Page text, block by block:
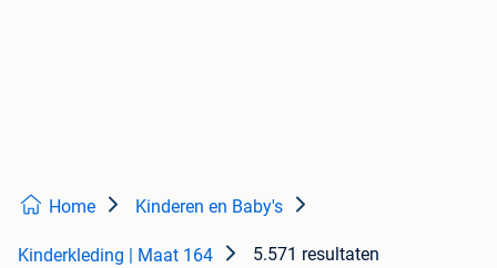
Home Kinderen en Baby's
Kinderkleding | Maat 164 5.571 resultaten